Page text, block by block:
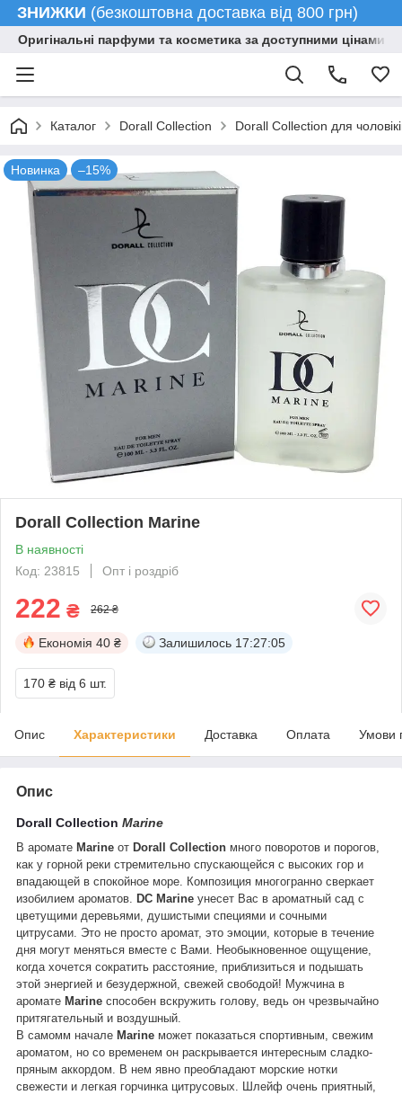
ЗНИЖКИ (безкоштовна доставка від 800 грн)
Оригінальні парфуми та косметика за доступними цінами
Каталог Dorall Collection Dorall Collection для
Новинка –15%
Dorall Collection Marine
В наявності
Код: 23815
Опт і роздріб
222 ₴ 262 ₴
Економія 40 ₴ Залишилось 17:27:04
170 ₴ від 6 шт.
Опис Характеристики Доставка Оплата Умови
Опис
Dorall Collection Marine
В аромате Marine от Dorall Collection много поворотов и порогов,
как у горной реки стремительно спускающейся с высоких гор и
впадающей в спокойное море. Композиция многогранно сверкает
изобилием ароматов.
DC Marine унесет Вас в ароматный сад с
цветущими деревьями, душистыми специями и сочными
цитрусами. Это не просто аромат, это эмоции, которые в течение
дня могут меняться вместе с Вами. Необыкновенное ощущение,
когда хочется сократить расстояние, приблизиться и подышать
этой энергией и безудержной, свежей свободой! Мужчина в
аромате Marine способен вскружить голову, ведь он чрезвычайно
притягательный и воздушный.
В самомм начале Marine может показаться спортивным, свежим
ароматом, но со временем он раскрывается интересным сладко-
пряным аккордом. В нем явно преобладают морские нотки
свежести и легкая горчинка цитрусовых. Шлейф очень приятный,